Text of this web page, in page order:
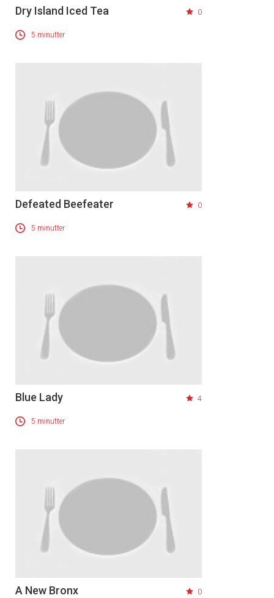
Dry Island Iced Tea 0
5 minutter
Defeated Beefeater 0
5 minutter
Blue Lady 4
5 minutter
A New Bronx 0